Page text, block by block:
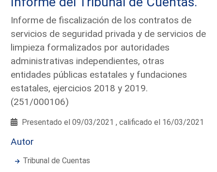
Informe de fiscalización de los contratos de
servicios de seguridad privada y de servicios de
limpieza formalizados por autoridades
administrativas independientes, otras
entidades públicas estatales y fundaciones
estatales, ejercicios 2018 y 2019.
(251/000106)
Presentado el 09/03/2021 , calificado el 16/03/2021
Autor
Tribunal de Cuentas